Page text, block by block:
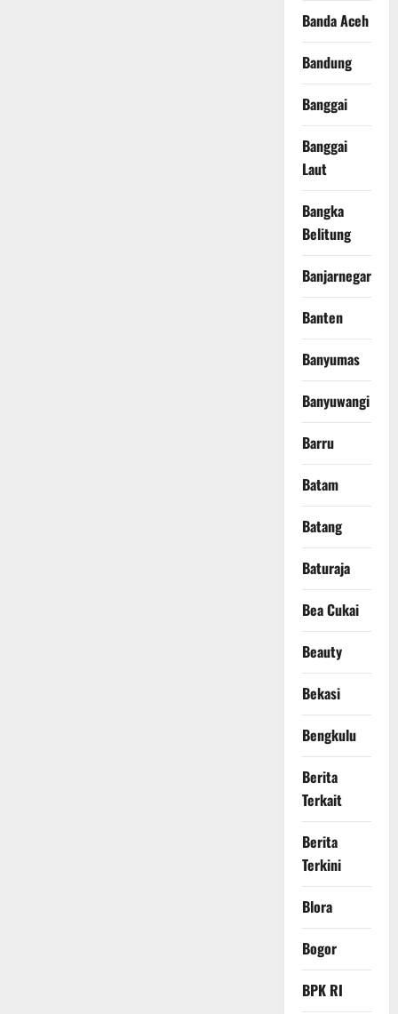
Banda Aceh
Bandung
Banggai
Banggai
Laut
Bangka
Belitung
Banjarnegara
Banten
Banyumas
Banyuwangi
Barru
Batam
Batang
Baturaja
Bea Cukai
Beauty
Bekasi
Bengkulu
Berita
Terkait
Berita
Terkini
Blora
Bogor
BPK RI